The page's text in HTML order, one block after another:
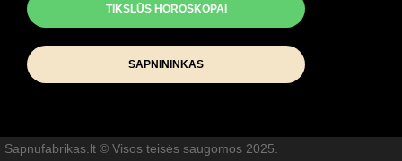
TIKSLŪS HOROSKOPAI
SAPNININKAS
Sapnufabrikas.lt © Visos teisės saugomos 2025.